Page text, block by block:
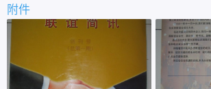
附件